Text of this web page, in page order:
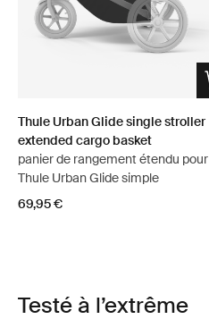
Thule Urban Glide single stroller
extended cargo basket
panier de rangement étendu pour
Thule Urban Glide simple
69,95 €
Testé à l’extrême